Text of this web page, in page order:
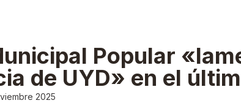
Popular
de UYD» en el
2025